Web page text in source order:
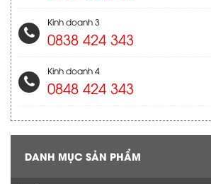
Kinh doanh 3
0838 424 343
Kinh doanh 4
0848 424 343
DANH MỤC SẢN PHẨM